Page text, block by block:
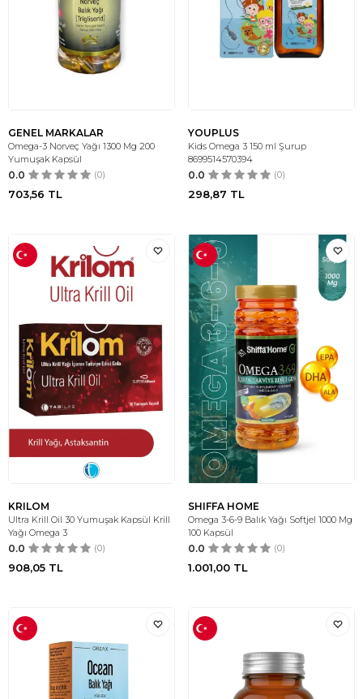
GENEL MARKALAR
Omega-3 Norveç Yağı 1300 Mg 200
Yumuşak Kapsül
0.0 (0)
703,56 TL
YOUPLUS
Kids Omega 3 150 ml Şurup
8699514570394
0.0 (0)
298,87 TL
KRILOM
Ultra Krill Oil 30 Yumuşak Kapsül Krill
Yağı Omega 3
0.0 (0)
908,05 TL
SHIFFA HOME
Omega 3-6-9 Balık Yağı Softjel 1000 Mg
100 Kapsül
0.0 (0)
1.001,00 TL